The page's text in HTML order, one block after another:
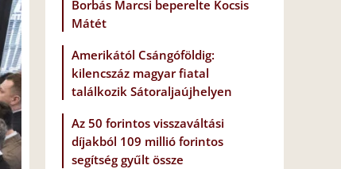
Borbás Marcsi beperelte Kocsis
Mátét
Amerikától Csángóföldig:
kilencszáz magyar fiatal
találkozik Sátoraljaújhelyen
Az 50 forintos visszaváltási
díjakból 109 millió forintos
segítség gyűlt össze